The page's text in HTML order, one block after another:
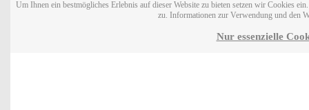
Um Ihnen ein bestmögliches Erlebnis auf dieser Website zu bieten setzen wir Cookies
zu. Informationen zur Verwendung und den
Nur essenzielle